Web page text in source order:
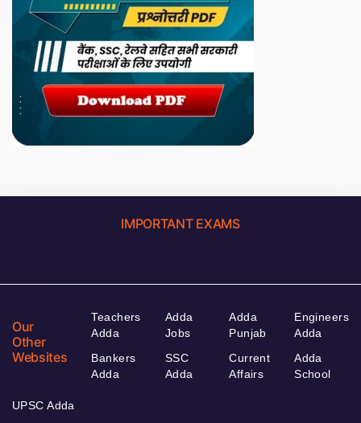
IMPORTANT EXAMS
Our
Other
Websites
Teachers
Adda
Bankers
Adda
Adda
Jobs
SSC
Adda
Adda
Punjab
Current
Affairs
Engineers
Adda
Adda
School
UPSC Adda